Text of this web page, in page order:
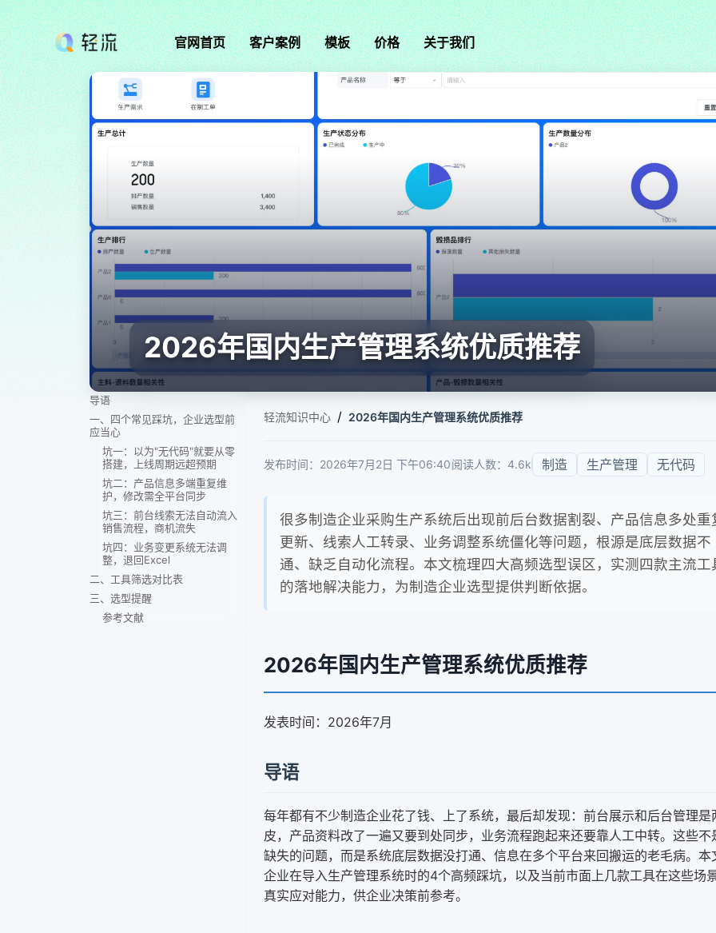
官网首页 客户案例 模板 价格 关于我们
2026年国内生产管理系统优质推荐
导语
一、四个常见踩坑，企业选型前
应当心
坑一：以为"无代码"就要从零
搭建，上线周期远超预期
坑二：产品信息多端重复维
护，修改需全平台同步
坑三：前台线索无法自动流入
销售流程，商机流失
坑四：业务变更系统无法调
整，退回Excel
二、工具筛选对比表
三、选型提醒
参考文献
轻流知识中心 / 2026年国内生产管理系统优质推荐
发布时间：2026年7月2日 下午06:40阅读人数：4.6k 制造 生产管理 无代码
很多制造企业采购生产系统后出现前后台数据割裂、产品信息多处重
更新、线索人工转录、业务调整系统僵化等问题，根源是底层数据不
通、缺乏自动化流程。本文梳理四大高频选型误区，实测四款主流工
的落地解决能力，为制造企业选型提供判断依据。
2026年国内生产管理系统优质推荐
发表时间：2026年7月
导语
每年都有不少制造企业花了钱、上了系统，最后却发现：前台展示和后台管理是
皮，产品资料改了一遍又要到处同步，业务流程跑起来还要靠人工中转。这些不
缺失的问题，而是系统底层数据没打通、信息在多个平台来回搬运的老毛病。本
企业在导入生产管理系统时的4个高频踩坑，以及当前市面上几款工具在这些场
真实应对能力，供企业决策前参考。